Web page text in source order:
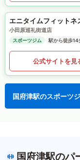
エニタイムフィットネ
小田原巡礼街道店
スポーツジム 駅から徒歩14
公式サイトを見
国府津駅のスポーツ
国府津駅のパ